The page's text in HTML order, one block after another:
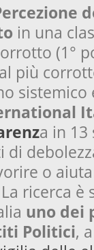
in una
(1°
più
a in
o
ricerca è
uno dei
Politici,